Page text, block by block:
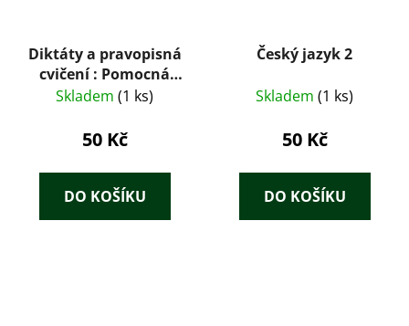
Diktáty a pravopisná
cvičení : Pomocná
kniha pro učitele
devítileté škole
Skladem (1 ks)
50 Kč
DO KOŠÍKU
Český jazyk 2
Skladem (1 ks)
50 Kč
DO KOŠÍKU